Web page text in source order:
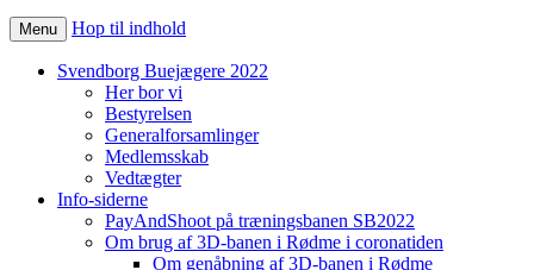
Menu Hop til indhold
Svendborg Buejægere 2022
Her bor vi
Bestyrelsen
Generalforsamlinger
Medlemsskab
Vedtægter
Info-siderne
PayAndShoot på træningsbanen SB2022
Om brug af 3D-banen i Rødme i coronatiden
Om genåbning af 3D-banen i Rødme